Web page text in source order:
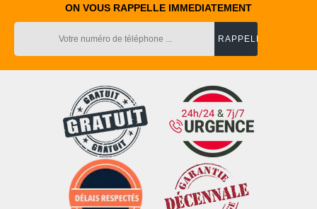
ON VOUS RAPPELLE IMMEDIATEMENT